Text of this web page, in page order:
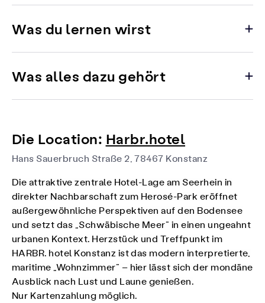
Was du lernen wirst
Was alles dazu gehört
Die Location: Harbr.hotel
Hans Sauerbruch Straße 2, 78467 Konstanz
Die attraktive zentrale Hotel-Lage am Seerhein in
direkter Nachbarschaft zum Herosé-Park eröffnet
außergewöhnliche Perspektiven auf den Bodensee
und setzt das „Schwäbische Meer“ in einen ungeahnt
urbanen Kontext. Herzstück und Treffpunkt im
HARBR. hotel Konstanz ist das modern interpretierte,
maritime „Wohnzimmer“ – hier lässt sich der mondäne
Ausblick nach Lust und Laune genießen.
Nur Kartenzahlung möglich.